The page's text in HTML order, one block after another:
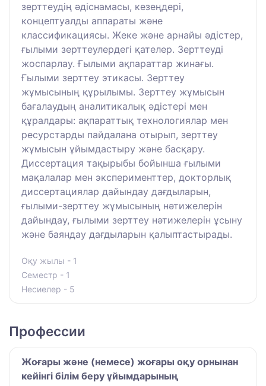
зерттеудің әдіснамасы, кезеңдері,
концептуалды аппараты және
классификациясы. Жеке және арнайы әдістер,
ғылыми зерттеулердегі қателер. Зерттеуді
жоспарлау. Ғылыми ақпараттар жинағы.
Ғылыми зерттеу этикасы. Зерттеу
жұмысының құрылымы. Зерттеу жұмысын
бағалаудың аналитикалық әдістері мен
құралдары: ақпараттық технологиялар мен
ресурстарды пайдалана отырып, зерттеу
жұмысын ұйымдастыру және басқару.
Диссертация тақырыбы бойынша ғылыми
мақалалар мен эксперименттер, докторлық
диссертациялар дайындау дағдыларын,
ғылыми-зерттеу жұмысының нәтижелерін
дайындау, ғылыми зерттеу нәтижелерін ұсыну
және баяндау дағдыларын қалыптастырады.
Оқу жылы - 1
Семестр - 1
Несиелер - 5
Профессии
Жоғары және (немесе) жоғары оқу орнынан
кейінгі білім беру ұйымдарының